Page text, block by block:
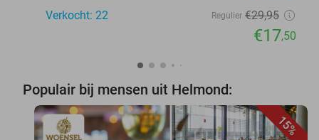
Verkocht: 22 Regulier €29,95
€17,50
Populair bij mensen uit Helmond:
15%